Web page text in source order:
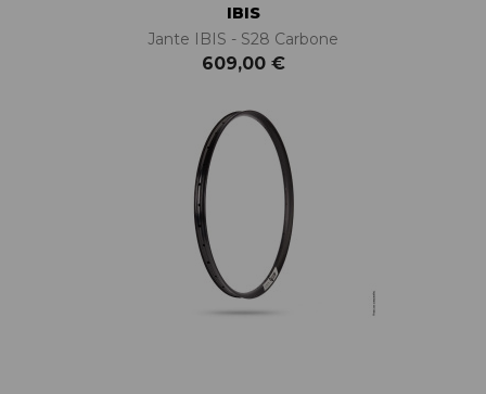
IBIS
Jante IBIS - S28 Carbone
609,00 €